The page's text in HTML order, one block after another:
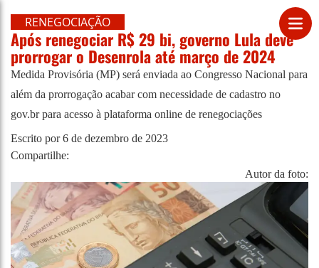
RENEGOCIAÇÃO
Após renegociar R$ 29 bi, governo Lula deve
prorrogar o Desenrola até março de 2024
Medida Provisória (MP) será enviada ao Congresso Nacional para
além da prorrogação acabar com necessidade de cadastro no
gov.br para acesso à plataforma online de renegociações
Escrito por6 de dezembro de 2023
Compartilhe:
Autor da foto: